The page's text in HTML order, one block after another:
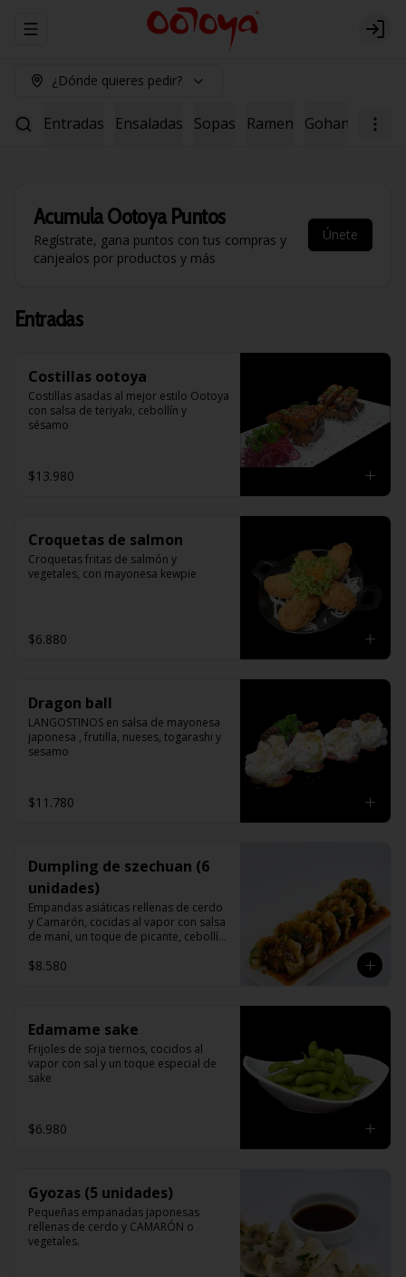
Abrir menu de navegación Login
¿Dónde quieres pedir?
Entradas Ensaladas Sopas Ramen Gohan
AcumulaOotoya Puntos
Regístrate, gana puntos con tus compras y
canjealos por productos y más
Únete
Entradas
Costillas ootoya
Costillas asadas al mejor estilo Ootoya
con salsa de teriyaki, cebollín y
sésamo
$13.980
Croquetas de salmon
Croquetas fritas de salmón y
vegetales, con mayonesa kewpie
$6.880
Dragon ball
LANGOSTINOS en salsa de mayonesa
japonesa , frutilla, nueses, togarashi y
sesamo
$11.780
Dumpling de szechuan (6
unidades)
Empandas asiáticas rellenas de cerdo
y Camarón, cocidas al vapor con salsa
de maní, un toque de picante, cebollín
$8.580
Edamame sake
Frijoles de soja tiernos, cocidos al
vapor con sal y un toque especial de
sake
$6.980
Gyozas (5 unidades)
Pequeñas empanadas japonesas
rellenas de cerdo y CAMARÓN o
vegetales.